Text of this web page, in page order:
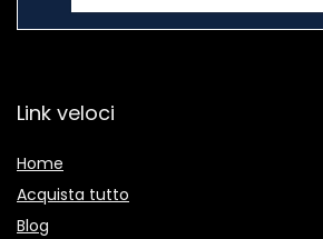
Link veloci
Home
Acquista tutto
Blog